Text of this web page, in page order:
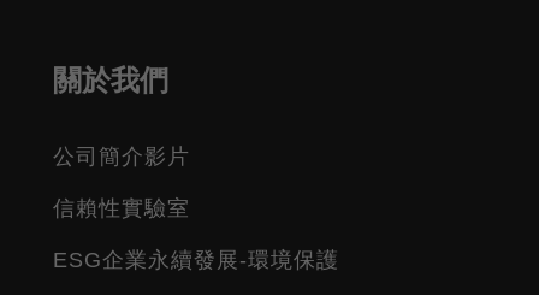
關於我們
公司簡介影片
信賴性實驗室
ESG企業永續發展-環境保護